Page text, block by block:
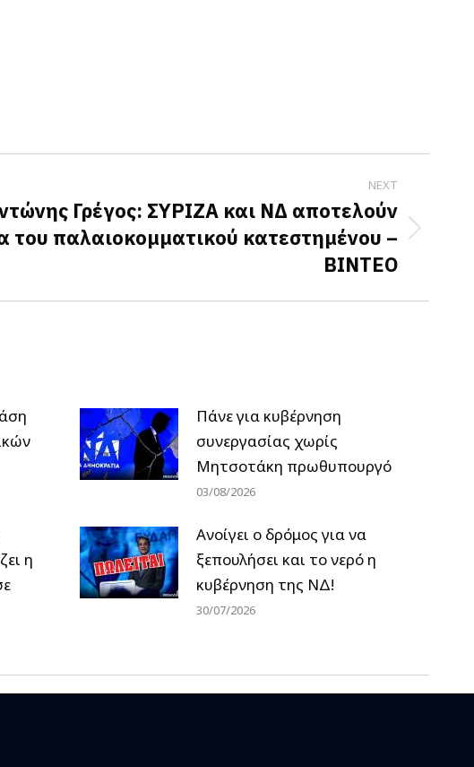
NEXT
Γρέγος: ΣΥΡΙΖΑ και ΝΔ αποτελούν
του παλαιοκομματικού κατεστημένου –
ΒΙΝΤΕΟ
Πάνε για κυβέρνηση
συνεργασίας χωρίς
Μητσοτάκη πρωθυπουργό
03/08/2026
η
Ανοίγει ο δρόμος για να
ξεπουλήσει και το νερό η
κυβέρνηση της ΝΔ!
30/07/2026